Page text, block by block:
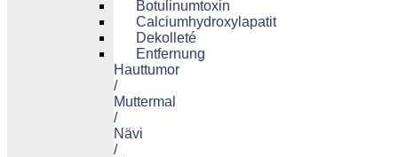
Botulinumtoxin
Calciumhydroxylapatit
Dekolleté
Entfernung
Hauttumor
/
Muttermal
/
Nävi
/